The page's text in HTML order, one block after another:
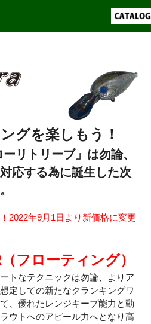
グを楽しもう！
リトリーブ」は勿論、
応する為に誕生した次
2022年9月1日より新価格に変更
フローティング）
トなテクニックは勿論、よりア
定しての新たなクランキングワ
、優れたレンジキープ能力と動
ウトへのアピール力へとなり高